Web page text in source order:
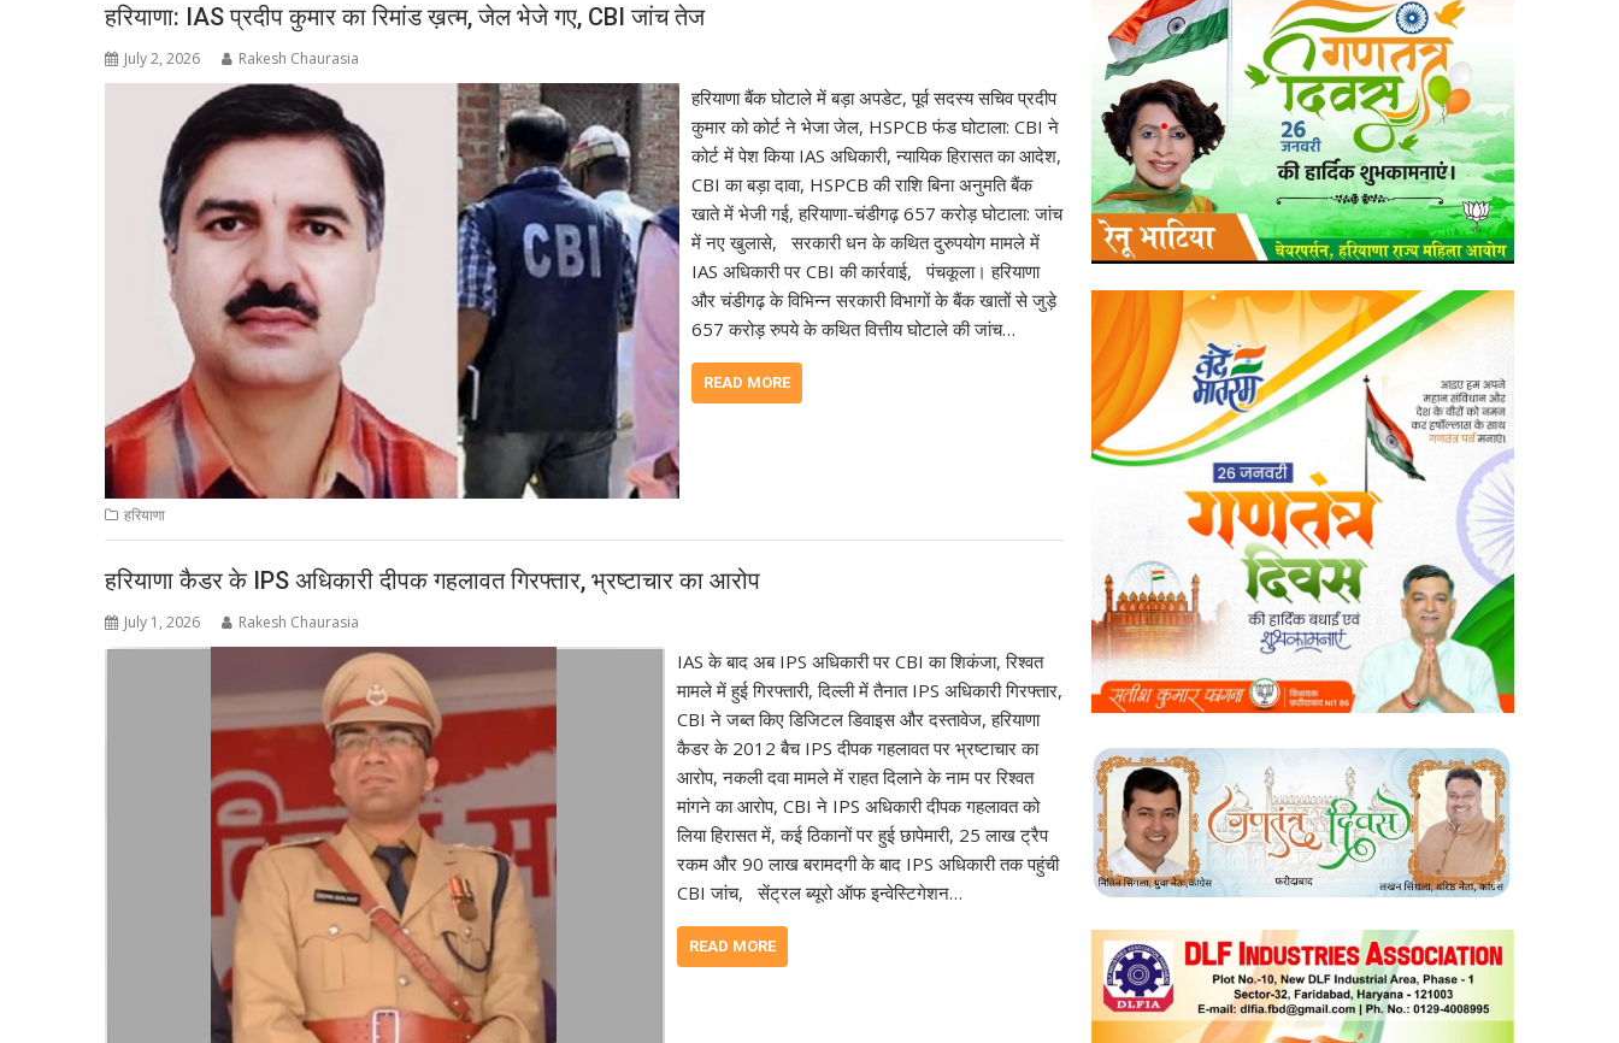
हरियाणा: IAS प्रदीप कुमार का रिमांड ख़त्म, जेल भेजे गए, CBI जांच तेज
July 2, 2026 Rakesh Chaurasia
हरियाणा बैंक घोटाले में बड़ा अपडेट, पूर्व सदस्य सचिव प्रदीप
कुमार को कोर्ट ने भेजा जेल, HSPCB फंड घोटाला: CBI ने
कोर्ट में पेश किया IAS अधिकारी, न्यायिक हिरासत का आदेश,
CBI का बड़ा दावा, HSPCB की राशि बिना अनुमति बैंक
खाते में भेजी गई, हरियाणा-चंडीगढ़ 657 करोड़ घोटाला: जांच
में नए खुलासे, सरकारी धन के कथित दुरुपयोग मामले में
IAS अधिकारी पर CBI की कार्रवाई, पंचकूला। हरियाणा
और चंडीगढ़ के विभिन्न सरकारी विभागों के बैंक खातों से जुड़े
657 करोड़ रुपये के कथित वित्तीय घोटाले की जांच…
READ MORE
हरियाणा
हरियाणा कैडर के IPS अधिकारी दीपक गहलावत गिरफ्तार, भ्रष्टाचार का आरोप
July 1, 2026 Rakesh Chaurasia
IAS के बाद अब IPS अधिकारी पर CBI का शिकंजा, रिश्वत
मामले में हुई गिरफ्तारी, दिल्ली में तैनात IPS अधिकारी गिरफ्तार,
CBI ने जब्त किए डिजिटल डिवाइस और दस्तावेज, हरियाणा
कैडर के 2012 बैच IPS दीपक गहलावत पर भ्रष्टाचार का
आरोप, नकली दवा मामले में राहत दिलाने के नाम पर रिश्वत
मांगने का आरोप, CBI ने IPS अधिकारी दीपक गहलावत को
लिया हिरासत में, कई ठिकानों पर हुई छापेमारी, 25 लाख ट्रैप
रकम और 90 लाख बरामदगी के बाद IPS अधिकारी तक पहुंची
CBI जांच, सेंट्रल ब्यूरो ऑफ इन्वेस्टिगेशन…
READ MORE